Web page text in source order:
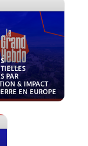
PAR
& IMPACT
EN EUROPE